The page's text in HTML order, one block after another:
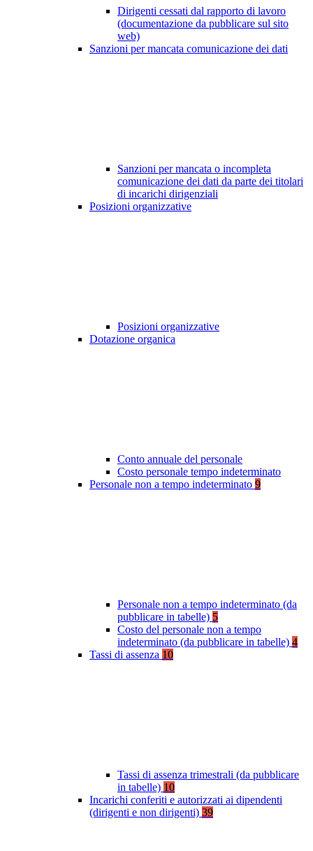
Dirigenti cessati dal rapporto di lavoro
(documentazione da pubblicare sul sito
web)
Sanzioni per mancata comunicazione dei dati
Sanzioni per mancata o incompleta
comunicazione dei dati da parte dei titolari
di incarichi dirigenziali
Posizioni organizzative
Posizioni organizzative
Dotazione organica
Conto annuale del personale
Costo personale tempo indeterminato
Personale non a tempo indeterminato 9
Personale non a tempo indeterminato (da
pubblicare in tabelle) 5
Costo del personale non a tempo
indeterminato (da pubblicare in tabelle) 4
Tassi di assenza 10
Tassi di assenza trimestrali (da pubblicare
in tabelle) 10
Incarichi conferiti e autorizzati ai dipendenti
(dirigenti e non dirigenti) 39